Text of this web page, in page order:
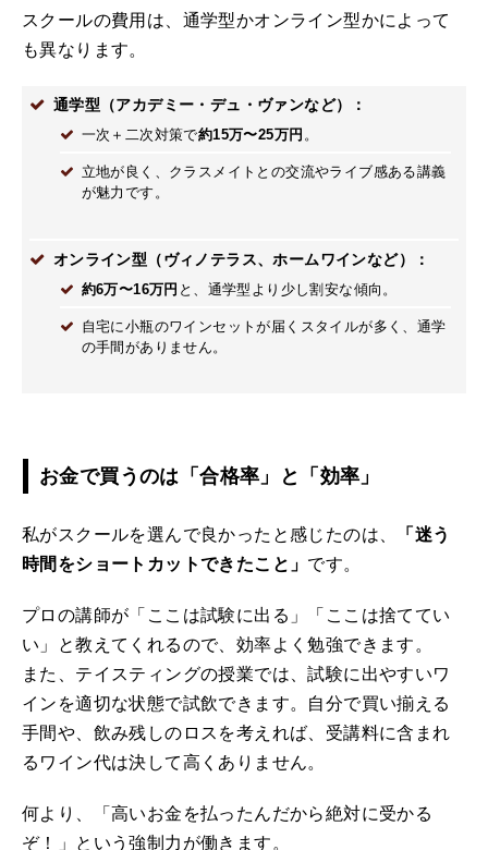
スクールの費用は、通学型かオンライン型かによって
も異なります。
通学型（アカデミー・デュ・ヴァンなど）：
一次＋二次対策で約15万〜25万円 。
立地が良く、クラスメイトとの交流やライブ感ある講義
が魅力です。
オンライン型（ヴィノテラス、ホームワインなど）：
約6万〜16万円 と、通学型より少し割安な傾向。
自宅に小瓶のワインセットが届くスタイルが多く、通学
の手間がありません。
お金で買うのは「合格率」と「効率」
私がスクールを選んで良かったと感じたのは、
「迷う
時間をショートカットできたこと」 です。
プロの講師が「ここは試験に出る」「ここは捨ててい
い」と教えてくれるので、効率よく勉強できます。
また、テイスティングの授業では、試験に出やすいワ
インを適切な状態で試飲できます。自分で買い揃える
手間や、飲み残しのロスを考えれば、受講料に含まれ
るワイン代は決して高くありません。
何より、「高いお金を払ったんだから絶対に受かる
ぞ！」という強制力が働きます。